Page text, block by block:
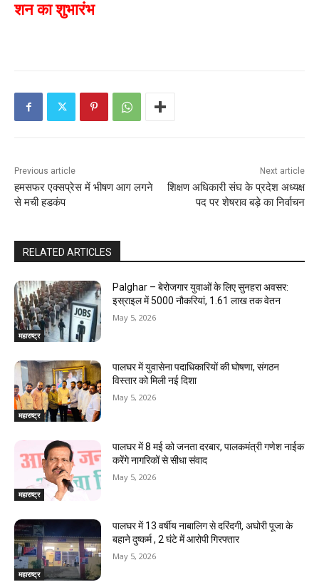
शन का शुभारंभ
Previous article
हमसफर एक्सप्रेस में भीषण आग लगने
से मची हडकंप
Next article
शिक्षण अधिकारी संघ के प्रदेश अध्यक्ष
पद पर शेषराव बड़े का निर्वाचन
RELATED ARTICLES
महाराष्ट्र
Palghar – बेरोजगार युवाओं के लिए सुनहरा अवसर:
इस्राइल में 5000 नौकरियां, ₹1.61 लाख तक वेतन
May 5, 2026
महाराष्ट्र
पालघर में युवासेना पदाधिकारियों की घोषणा, संगठन
विस्तार को मिली नई दिशा
May 5, 2026
महाराष्ट्र
पालघर में 8 मई को जनता दरबार, पालकमंत्री गणेश नाईक
करेंगे नागरिकों से सीधा संवाद
May 5, 2026
महाराष्ट्र
पालघर में 13 वर्षीय नाबालिग से दरिंदगी, अघोरी पूजा के
बहाने दुष्कर्म , 2 घंटे में आरोपी गिरफ्तार
May 5, 2026